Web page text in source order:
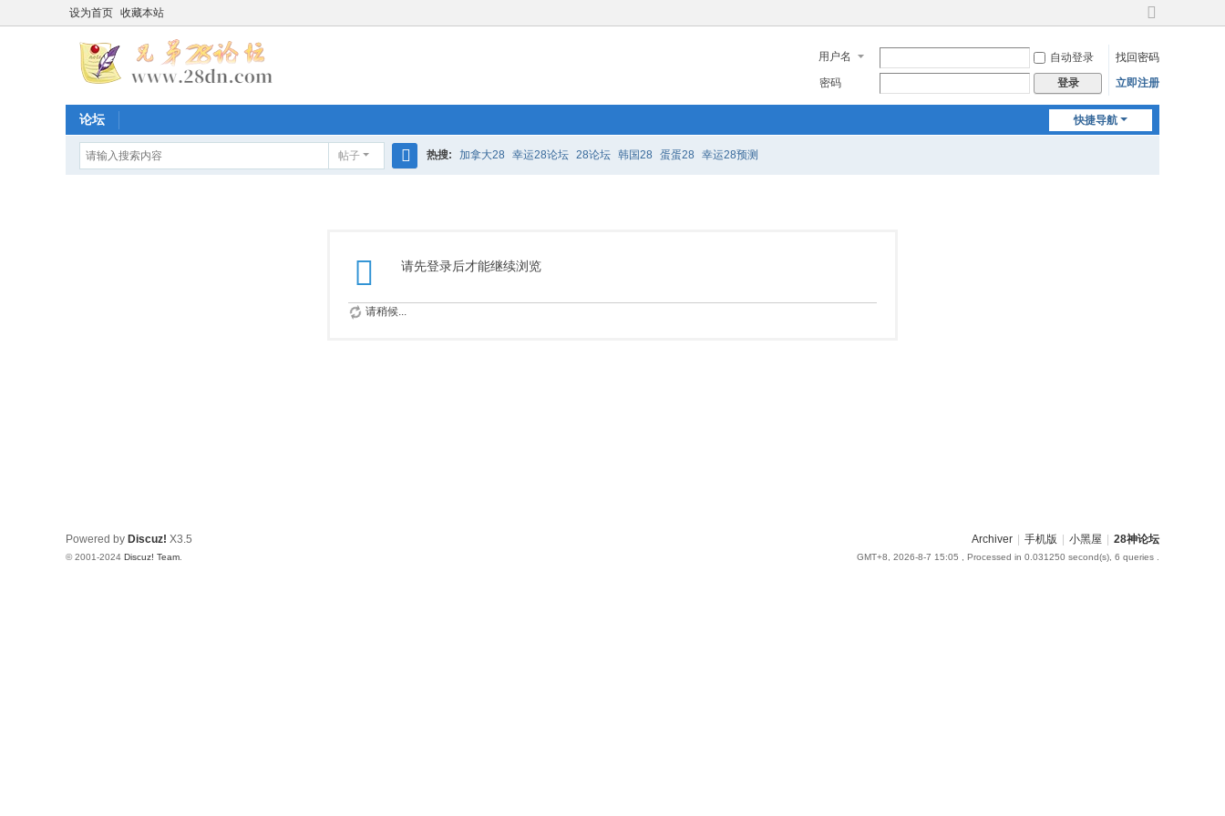
设为首页 收藏本站
切
到
宽
用户名 自动登录
找回密码
密码
登录 立即注册
快捷导航
论坛
帖子 热搜: 加拿大28 幸运28论坛 28论坛 韩国28 蛋蛋28 幸运28预测
请先登录后才能继续浏览
请稍候...
Archiver 手机版 小黑屋 28神论坛
GMT+8, 2026-8-7 15:05 , Processed in 0.031250 second(s), 6 queries .
Powered by Discuz! X3.5
© 2001-2024 Discuz! Team